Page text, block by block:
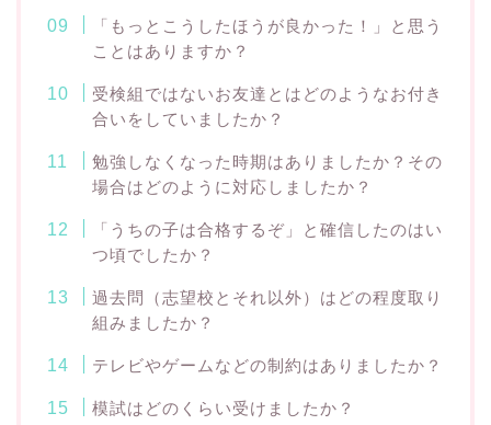
「もっとこうしたほうが良かった！」と思う
ことはありますか？
受検組ではないお友達とはどのようなお付き
合いをしていましたか？
勉強しなくなった時期はありましたか？その
場合はどのように対応しましたか？
「うちの子は合格するぞ」と確信したのはい
つ頃でしたか？
過去問（志望校とそれ以外）はどの程度取り
組みましたか？
テレビやゲームなどの制約はありましたか？
模試はどのくらい受けましたか？